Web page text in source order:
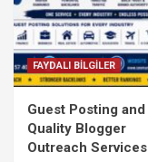
FAYDALI BİLGİLER
Guest Posting and
Quality Blogger
Outreach Services